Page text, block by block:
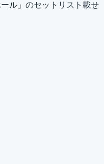
ル」のセットリスト載せ